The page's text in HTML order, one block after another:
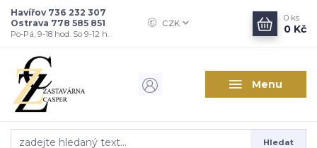
Menu
CZK
Hledat
Havířov 736 232 307
Ostrava 778 585 851
Po-Pá, 9-18 hod. So 9-12 h.
0 ks
0 Kč